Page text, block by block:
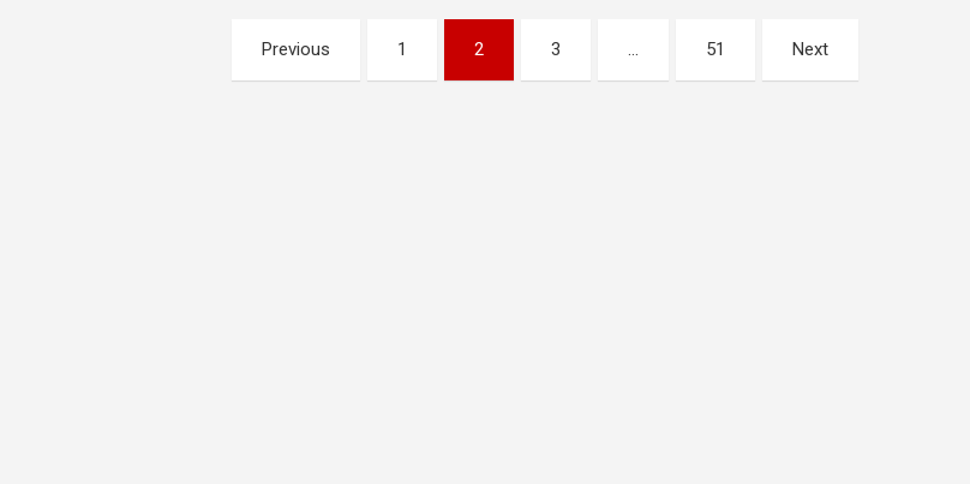
Previous 1 2 3 … 51 Next